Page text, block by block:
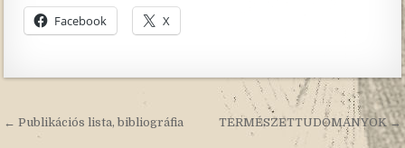
Facebook X
Bejegyzés
← Publikációs lista, bibliográfia TERMÉSZETTUDOMÁNYOK →